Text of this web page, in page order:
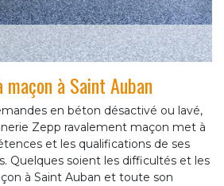
à Saint Auban
en béton désactivé ou lavé,
Zepp ravalement maçon met à
et les qualifications de ses
Quelques soient les difficultés et les
à Saint Auban et toute son